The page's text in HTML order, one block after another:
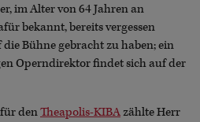
im Alter von 64 Jahren an
bekannt, bereits vergessen
Bühne gebracht zu haben; ein
Operndirektor findet sich auf der
denTheapolis-KIBAzählte Herr